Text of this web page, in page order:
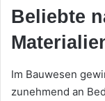
Beliebte
Im Bauwesen
zunehmend an